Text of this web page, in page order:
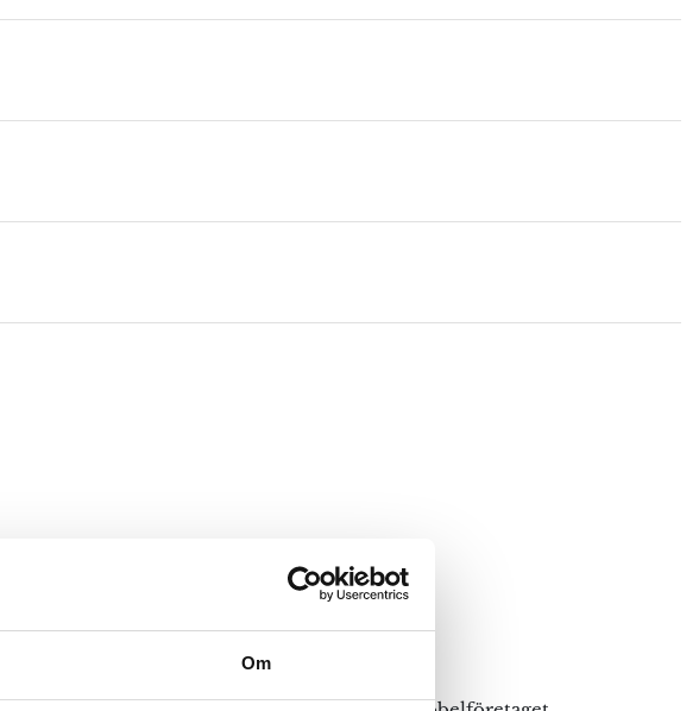
Om
utomhusbruk tillverkad av aluminium och konstrotting natur då som
Sika Design